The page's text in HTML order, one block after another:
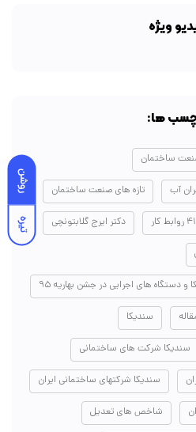
روشن
تیره
ویژه
ها:
ساختمان
آب تازه های صنعت ساختمان
دکتر ایرج گلابتونچی
دستگاه های اجرایی در جشن بهاریه ۹۵
سندیکا
سندیکا شرکت های ساختمانی
سندیکا شرکتهای ساختمانی ایران
شاخص های تعدیل